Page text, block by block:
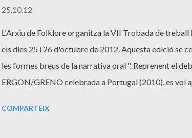
25.10.12
L'Arxiu de Folklore organitza la VII Trobada de
els dies 25 i 26 d'octubre de 2012. Aquesta edició se
les formes breus de la narrativa oral ". Reprenent el
ERGON/GRENO celebrada a Portugal (2010), es
COMPARTEIX